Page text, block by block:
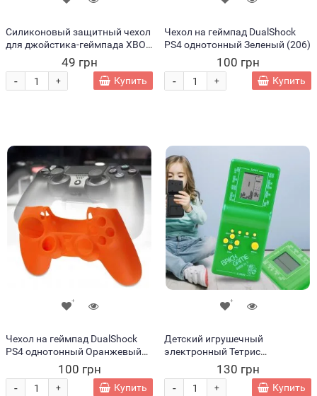
Силиконовый защитный чехол
для джойстика-геймпада XBOX
360 Серый (206)49 грн
+
- Купить
Чехол на геймпад DualShock
PS4 однотонный Зеленый (206)
100 грн
+
- Купить
Чехол на геймпад DualShock
PS4 однотонный Оранжевый
100 грн
+
- Купить
Детский игрушечный
электронный Тетрис
классический 9999в1 Зеленый
(IGR24)
130 грн
+
- Купить